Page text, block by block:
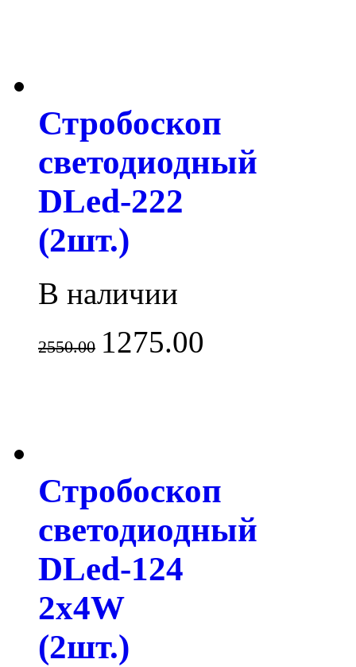
Стробоскоп
светодиодный
DLed-222
(2шт.)
В наличии
2550.00 1275.00
Стробоскоп
светодиодный
DLed-124
2x4W
(2шт.)